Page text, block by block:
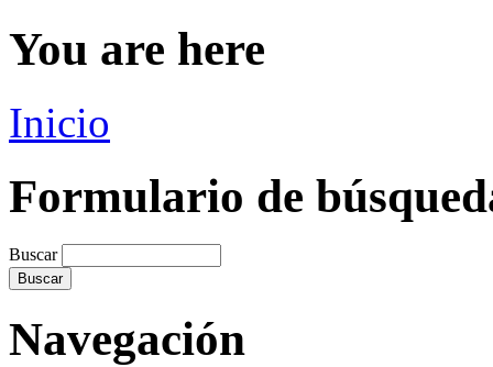
You are here
Inicio
Formulario de
Buscar
Navegación